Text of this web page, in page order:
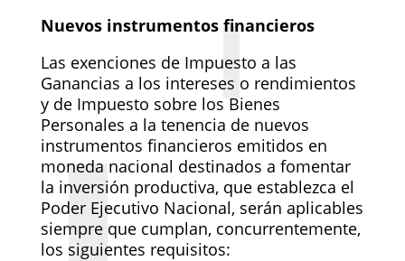
Nuevos instrumentos financieros
Las exenciones de Impuesto a las
Ganancias a los intereses o rendimientos
y de Impuesto sobre los Bienes
Personales a la tenencia de nuevos
instrumentos financieros emitidos en
moneda nacional destinados a fomentar
la inversión productiva, que establezca el
Poder Ejecutivo Nacional, serán aplicables
siempre que cumplan, concurrentemente,
los siguientes requisitos: